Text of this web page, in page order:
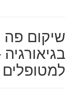
שיקום פה
למטופלים